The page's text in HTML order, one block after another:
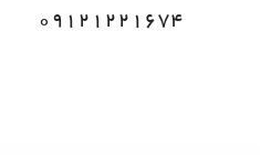
09121221674